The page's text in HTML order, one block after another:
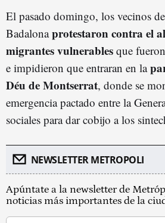
El pasado domingo, los vecinos
Badalonaprotestaron contra el
migrantes vulnerables que
e impidieron que entraran en la
Déu de Montserrat, donde se
emergencia pactado entre la
sociales para dar cobijo a los
NEWSLETTER METROPOLI
Apúntate a la newsletter de
noticias más importantes de la